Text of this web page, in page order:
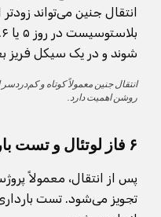
انتقال جنین می‌تواند
شوند و در یک سیکل فریز
انتقال جنین معمولاً کوتاه و
روشن اهمیت دارد.
۶ فاز لوتئال و تست بارداری
پس از انتقال، معمولاً